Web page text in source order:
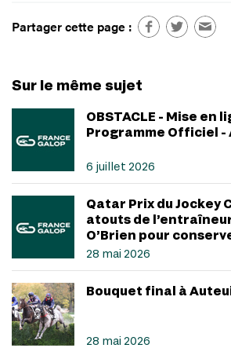
Partager cette page :
Sur le même sujet
OBSTACLE - Mise en
Programme Officiel -
6 juillet 2026
Qatar Prix du Jockey
atouts de
O’Brien pour
28 mai 2026
Bouquet final à
28 mai 2026